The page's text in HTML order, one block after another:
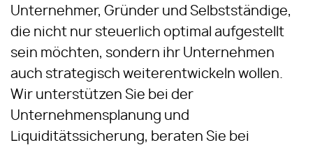
Unternehmer, Gründer und Selbstständige,
die nicht nur steuerlich optimal aufgestellt
sein möchten, sondern ihr Unternehmen
auch strategisch weiterentwickeln wollen.
Wir unterstützen Sie bei der
Unternehmensplanung und
Liquiditätssicherung, beraten Sie bei